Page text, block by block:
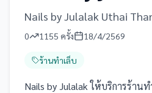
Nails by Julalak Uthai
0 1155 ครั้ง 18/4/2569
ร้านทำเล็บ
Nails by Julalak ให้บริการร้าน